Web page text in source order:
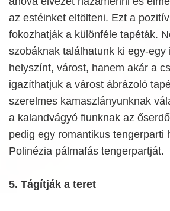
az estéinket eltölteni. Ezt a
fokozhatják a különféle tapéták.
szobáknak találhatunk ki egy-egy
helyszínt, várost, hanem akár a
igazíthatjuk a várost ábrázoló
szerelmes kamaszlányunknak
a kalandvágyó fiunknak az
pedig egy romantikus tengerparti
Polinézia pálmafás tengerpartját.
5. Tágítják a teret